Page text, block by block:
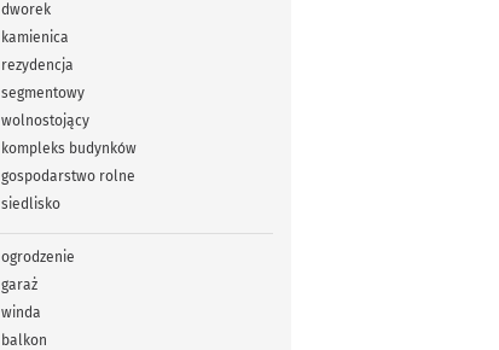
dworek
kamienica
rezydencja
segmentowy
wolnostojący
kompleks budynków
gospodarstwo rolne
siedlisko
ogrodzenie
garaż
winda
balkon